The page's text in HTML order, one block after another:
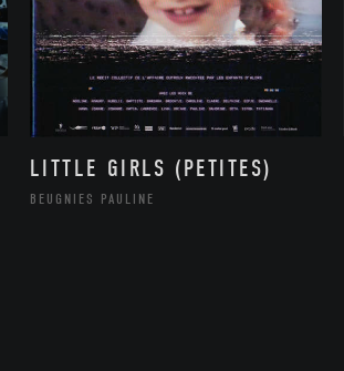
LITTLE GIRLS (PETITES)
BEUGNIES PAULINE